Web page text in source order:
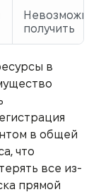
Невозможно
получить
в
в общей
что
все из-
прямой